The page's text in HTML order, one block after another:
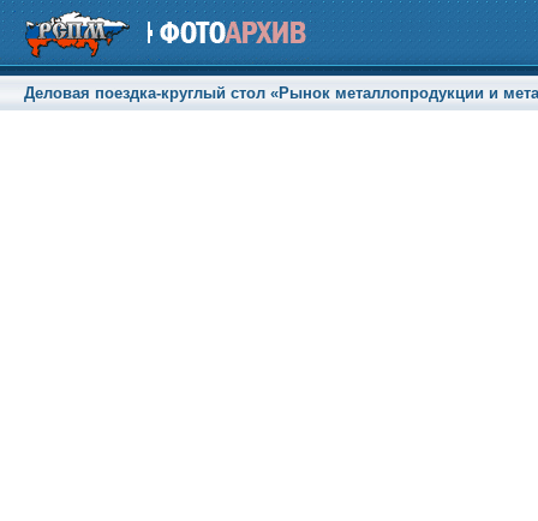
Деловая поездка-круглый стол «Рынок металлопродукции и